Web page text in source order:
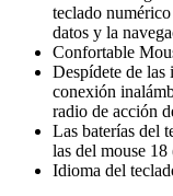
teclado
datos y la
Confortable
Despídete de las
conexión
radio de acción
Las baterías del
las del mouse
Idioma del